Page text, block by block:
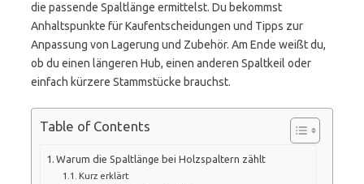
die passende Spaltlänge ermittelst. Du bekommst
Anhaltspunkte für Kaufentscheidungen und Tipps zur
Anpassung von Lagerung und Zubehör. Am Ende weißt du,
ob du einen längeren Hub, einen anderen Spaltkeil oder
einfach kürzere Stammstücke brauchst.
Table of Contents
Warum die Spaltlänge bei Holzspaltern zählt
Kurz erklärt